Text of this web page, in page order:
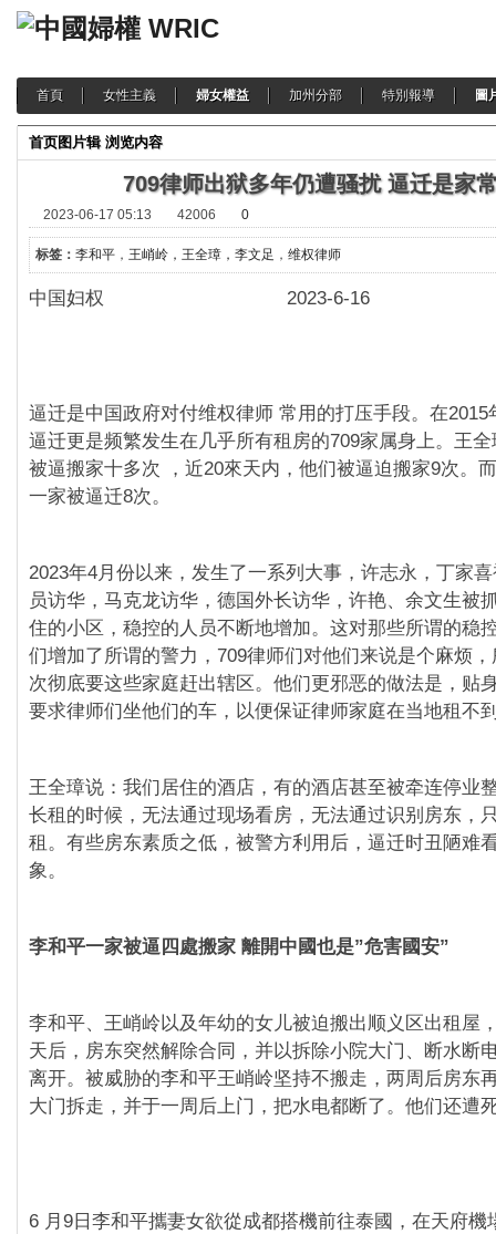
首頁 女性主義 婦女權益 加州分部 特別報導 圖
首页图片辑 浏览内容
709律师出狱多年仍遭骚扰 逼迁是家
2023-06-17 05:13 42006 0
标签： 李和平 ， 王峭岭，王全璋，李文足 ， 维权律师
中国妇权 2023-6-16
逼迁是中国政府对付维权律师 常用的打压手段。在2015
逼迁更是频繁发生在几乎所有租房的709家属身上。王
被逼搬家十多次 ，近20來天内，他们被逼迫搬家9次。
一家被逼迁8次。
2023年4月份以来，发生了一系列大事，许志永，丁家
员访华，马克龙访华，德国外长访华，许艳、余文生被
住的小区，稳控的人员不断地增加。这对那些所谓的稳
们增加了所谓的警力，709律师们对他们来说是个麻烦
次彻底要这些家庭赶出辖区。他们更邪恶的做法是，贴
要求律师们坐他们的车，以便保证律师家庭在当地租不
王全璋说：我们居住的酒店，有的酒店甚至被牵连停业
长租的时候，无法通过现场看房，无法通过识别房东，
租。有些房东素质之低，被警方利用后，逼迁时丑陋难
象。
李和平一家被逼四處搬家 離開中國也是”危害國安”
李和平、王峭岭以及年幼的女儿被迫搬出顺义区出租屋
天后，房东突然解除合同，并以拆除小院大门、断水断
离开。被威胁的李和平王峭岭坚持不搬走，两周后房东
大门拆走，并于一周后上门，把水电都断了。他们还遭
6 月9日李和平攜妻女欲從成都搭機前往泰國，在天府機